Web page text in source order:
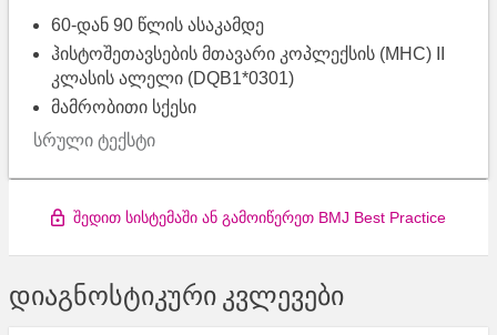
60-დან 90 წლის ასაკამდე
ჰისტოშეთავსების მთავარი კოპლექსის (MHC) II
კლასის ალელი (DQB1*0301)
მამრობითი სქესი
სრული ტექსტი
შედით სისტემაში ან გამოიწერეთ BMJ Best Practice
დიაგნოსტიკური კვლევები